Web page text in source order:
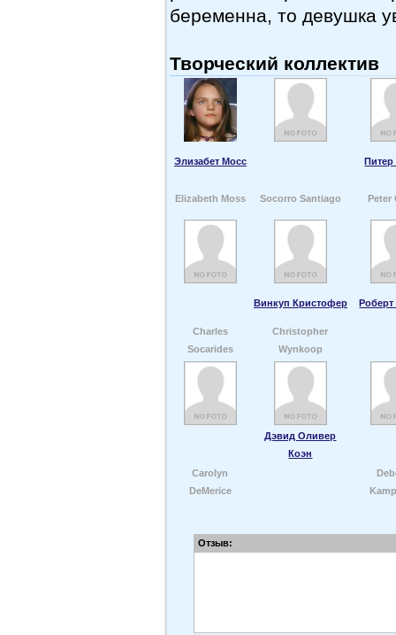
беременна, то девушка
Творческий коллектив
Элизабет Мосс Питер
Elizabeth Moss Socorro Santiago Peter
Винкуп Кристофер
Charles
Socarides
Christopher
Wynkoop
Дэвид Оливер
Коэн
Carolyn
DeMerice
Отзыв: